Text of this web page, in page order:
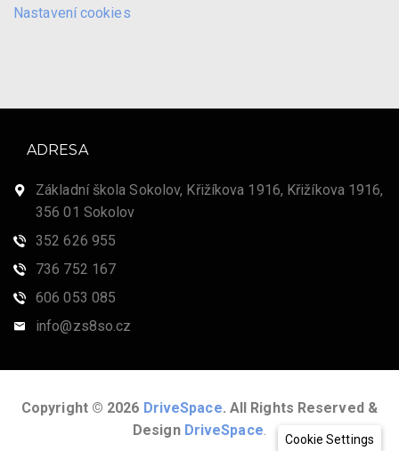
Nastavení cookies
ADRESA
Základní škola Sokolov, Křižíkova 1916, Křižíkova 1916,
356 01 Sokolov
352 626 955
736 752 167
606 053 085
info@zs8so.cz
Copyright © 2026 DriveSpace. All Rights Reserved &
Design DriveSpace
Cookie Settings